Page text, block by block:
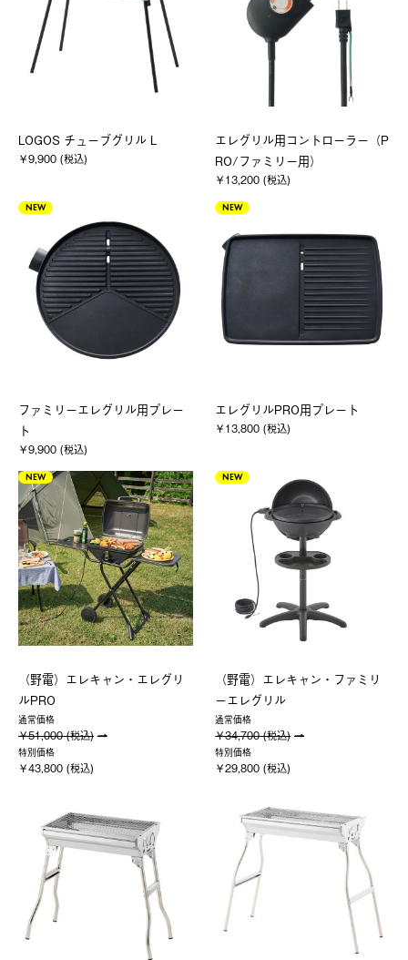
LOGOS チューブグリル L
￥9,900 (税込)
エレグリル用コントローラー（P
RO/ファミリー用）
￥13,200 (税込)
NEW
ファミリーエレグリル用プレー
ト
￥9,900 (税込)
NEW
エレグリルPRO用プレート
￥13,800 (税込)
NEW
（野電）エレキャン・エレグリ
ルPRO
通常価格
￥51,000 (税込)
特別価格
￥43,800 (税込)
NEW
（野電）エレキャン・ファミリ
ーエレグリル
通常価格
￥34,700 (税込)
特別価格
￥29,800 (税込)